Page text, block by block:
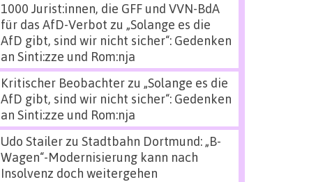
1000 Jurist:innen, die GFF und VVN-BdA
für das AfD-Verbot zu „Solange es die
AfD gibt, sind wir nicht sicher“: Gedenken
an Sinti:zze und Rom:nja
Kritischer Beobachterzu „Solange es die
AfD gibt, sind wir nicht sicher“: Gedenken
an Sinti:zze und Rom:nja
Udo Stailerzu Stadtbahn Dortmund: „B-
Wagen“-Modernisierung kann nach
Insolvenz doch weitergehen